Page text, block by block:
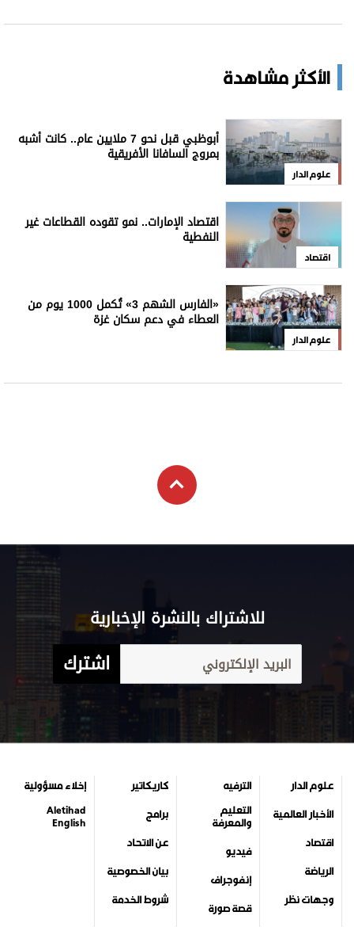
الأكثر مشاهدة
علوم الدار
أبوظبي قبل نحو 7 ملايين عام.. كانت أشبه
بمروج السافانا الأفريقية
اقتصاد
اقتصاد الإمارات.. نمو تقوده القطاعات غير
النفطية
علوم الدار
«الفارس الشهم 3» تُكمل 1000 يوم من
العطاء في دعم سكان غزة
للاشتراك بالنشرة الإخبارية
اشترك
علوم الدار
الأخبار العالمية
اقتصاد
الرياضة
وجهات نظر
الترفيه
التعليم
والمعرفة
فيديو
إنفوجراف
قصة صورة
كاريكاتير
برامج
عن الاتحاد
بيان الخصوصية
شروط الخدمة
إخلاء مسؤولية
Aletihad
English